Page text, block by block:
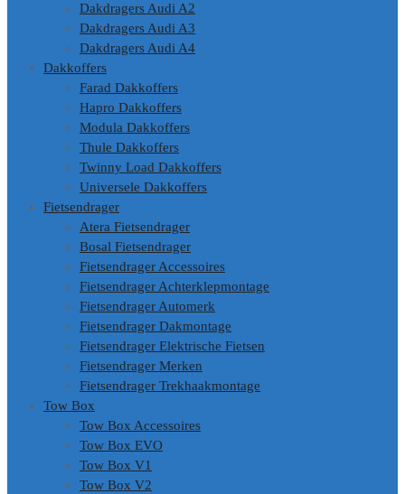
Dakdragers Audi A2
Dakdragers Audi A3
Dakdragers Audi A4
Dakkoffers
Farad Dakkoffers
Hapro Dakkoffers
Modula Dakkoffers
Thule Dakkoffers
Twinny Load Dakkoffers
Universele Dakkoffers
Fietsendrager
Atera Fietsendrager
Bosal Fietsendrager
Fietsendrager Accessoires
Fietsendrager Achterklepmontage
Fietsendrager Automerk
Fietsendrager Dakmontage
Fietsendrager Elektrische Fietsen
Fietsendrager Merken
Fietsendrager Trekhaakmontage
Tow Box
Tow Box Accessoires
Tow Box EVO
Tow Box V1
Tow Box V2